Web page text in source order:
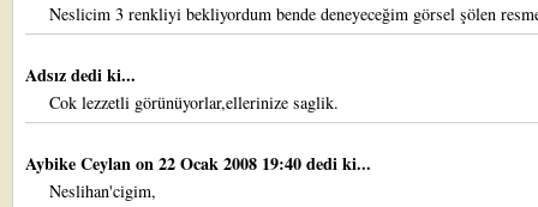
Neslicim 3 renkliyi bekliyordum bende deneyeceğim görsel şölen
Adsız dedi ki...
Cok lezzetli görünüyorlar,ellerinize saglik.
Aybike Ceylanon 22 Ocak 2008 19:40 dedi ki...
Neslihan'cigim,